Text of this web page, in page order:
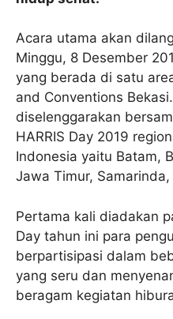
Acara utama akan
Minggu, 8 Desember
yang berada di satu
and Conventions
diselenggarakan
HARRIS Day 2019
Indonesia yaitu Batam,
Jawa Timur,
Pertama kali diadakan
Day tahun ini para
berpartisipasi dalam
yang seru dan
beragam kegiatan